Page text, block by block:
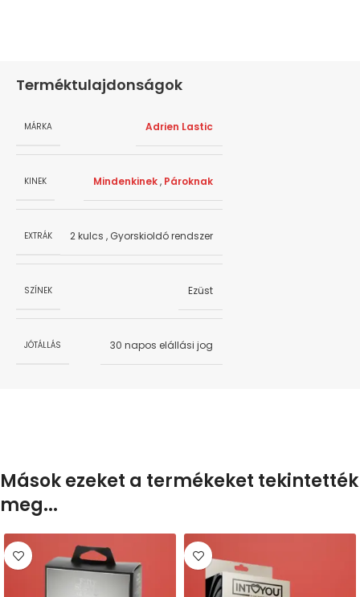
Terméktulajdonságok
MÁRKA Adrien Lastic
KINEK Mindenkinek, Pároknak
EXTRÁK 2 kulcs , Gyorskioldó rendszer
SZÍNEK Ezüst
JÓTÁLLÁS 30 napos elállási jog
Mások ezeket a termékeket tekintették
meg...